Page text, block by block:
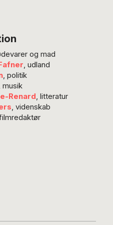
og mad
, udland
, politik
musik
Renard, litteratur
, videnskab